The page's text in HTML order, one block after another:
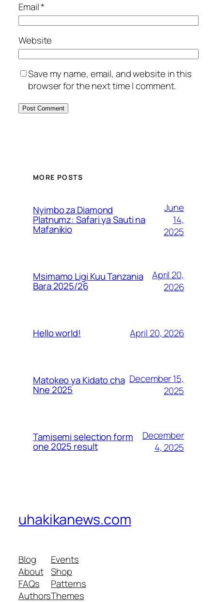
Email*
Website
Save my name, email, and website in this
browser for the next time I comment.
MORE POSTS
Nyimbo za Diamond
Platnumz: Safari ya Sauti na
Mafanikio
June
14,
2025
Msimamo Ligi Kuu Tanzania
Bara 2025/26
April 20,
2026
Hello world! April 20, 2026
Matokeo ya Kidato cha
Nne 2025
December 15,
2025
Tamisemi selection form
one 2025 result
December
4, 2025
uhakikanews.com
Blog
About
FAQs
Authors
Events
Shop
Patterns
Themes